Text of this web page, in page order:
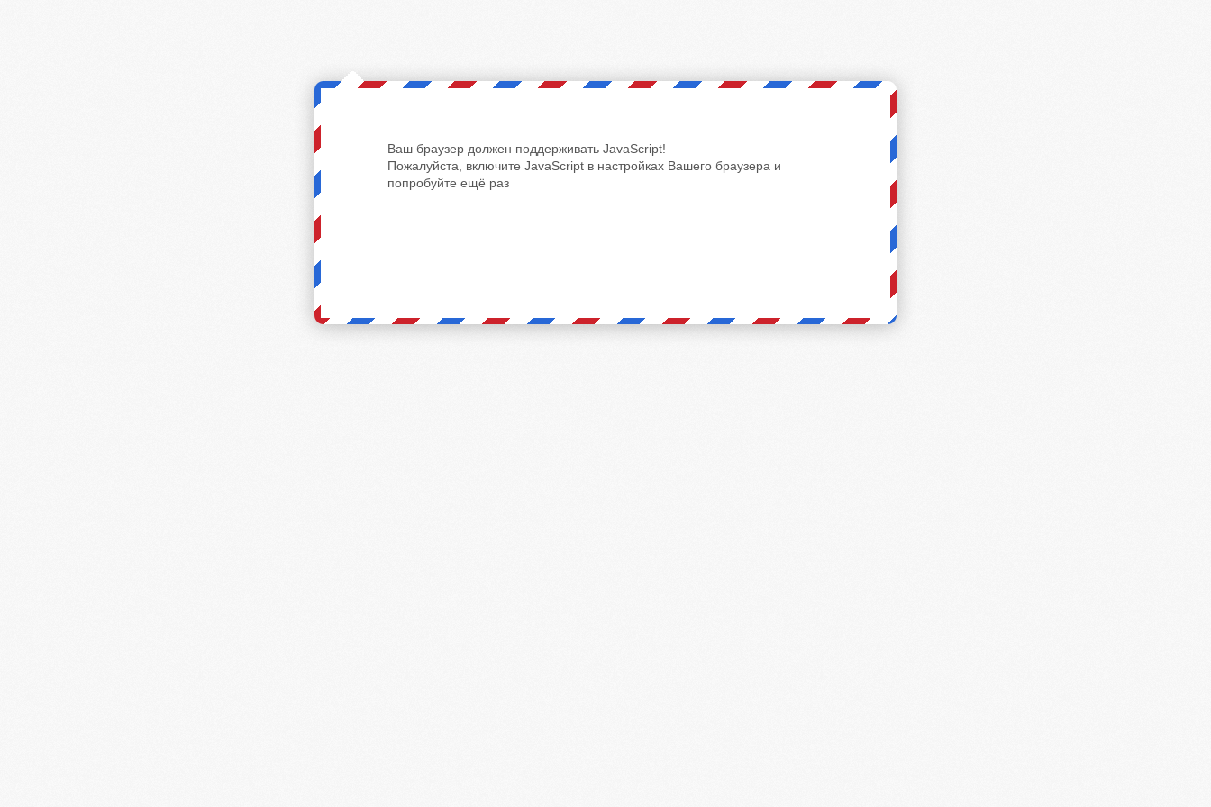
Ваш браузер должен поддерживать JavaScript!
Пожалуйста, включите JavaScript в настройках Вашего браузера и
попробуйте ещё раз